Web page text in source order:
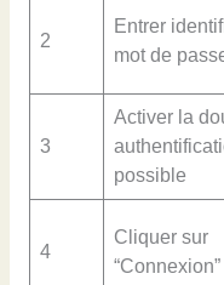
2
Entrer
mot de
3
Activer la
possible
4
Cliquer sur
“Connexion”